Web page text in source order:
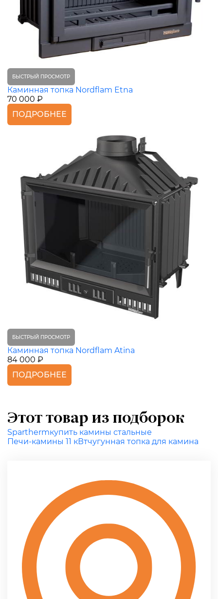
БЫСТРЫЙ ПРОСМОТР
Каминная топка Nordflam Etna
70 000 ₽
ПОДРОБНЕЕ
БЫСТРЫЙ ПРОСМОТР
Каминная топка Nordflam Atina
84 000 ₽
ПОДРОБНЕЕ
Этот товар из подборок
Sparthermкупить камины стальные
Печи-камины 11 кВтчугунная топка для камина